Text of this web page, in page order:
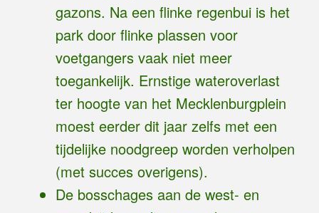
gazons. Na een flinke regenbui is het
park door flinke plassen voor
voetgangers vaak niet meer
toegankelijk. Ernstige wateroverlast
ter hoogte van het Mecklenburgplein
moest eerder dit jaar zelfs met een
tijdelijke noodgreep worden verholpen
(met succes overigens).
De bosschages aan de west- en